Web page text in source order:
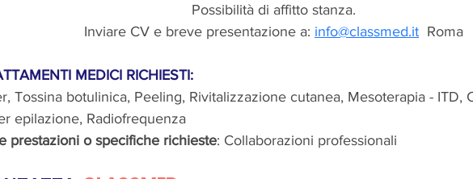
Possibilità di affitto stanza.
Inviare CV e breve presentazione a: info@classmed.it Roma
MEDICI RICHIESTI:
Tossina botulinica, Peeling, Rivitalizzazione cutanea, Mesoterapia - ITD,
epilazione, Radiofrequenza
prestazioni o specifiche richieste: Collaborazioni professionali